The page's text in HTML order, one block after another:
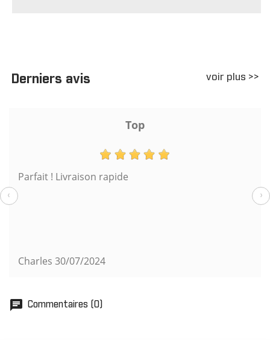
Derniers avis voir plus >>
Top
Parfait ! Livraison rapide
Charles 30/07/2024
‹ ›
chat Commentaires (0)